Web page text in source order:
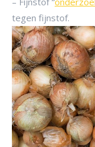
tegen fijnstof.